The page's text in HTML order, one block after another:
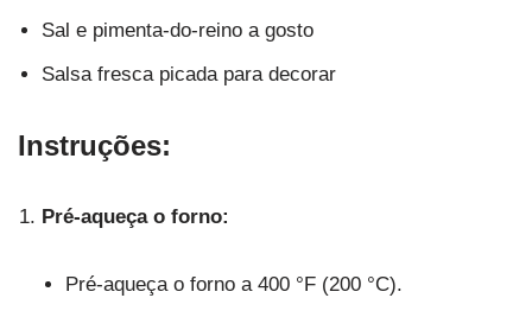
Sal e pimenta-do-reino a gosto
Salsa fresca picada para decorar
Instruções:
Pré-aqueça o forno:
Pré-aqueça o forno a 400 °F (200 °C).